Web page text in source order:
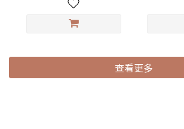
查看更多